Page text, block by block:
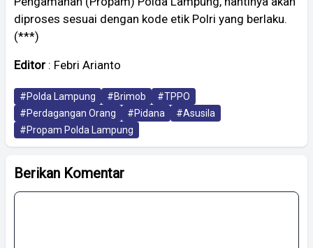
diproses sesuai dengan kode etik Polri yang berlaku.
(***)
Editor : Febri Arianto
#Polda Lampung #Brimob
#TPPO
#Perdagangan Orang
#Pidana
#Asusila
#Propam Polda Lampung
Berikan Komentar